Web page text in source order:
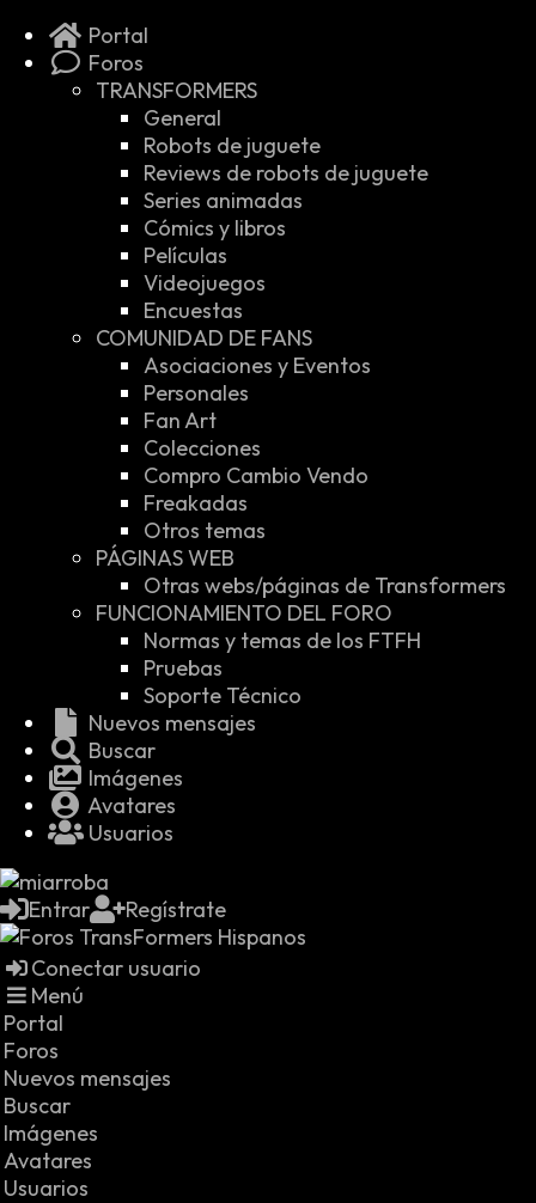
Portal
Foros
TRANSFORMERS
General
Robots de juguete
Reviews de robots de juguete
Series animadas
Cómics y libros
Películas
Videojuegos
Encuestas
COMUNIDAD DE FANS
Asociaciones y Eventos
Personales
Fan Art
Colecciones
Compro Cambio Vendo
Freakadas
Otros temas
PÁGINAS WEB
Otras webs/páginas de Transformers
FUNCIONAMIENTO DEL FORO
Normas y temas de los FTFH
Pruebas
Soporte Técnico
Nuevos mensajes
Buscar
Imágenes
Avatares
Usuarios
Entrar Regístrate
Conectar usuario
Menú
Portal
Foros
Nuevos mensajes
Buscar
Imágenes
Avatares
Usuarios